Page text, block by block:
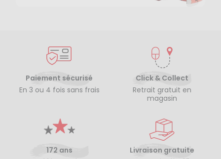
Paiement sécurisé
En 3 ou 4 fois sans frais
Click & Collect
Retrait gratuit en
magasin
172 ans
Livraison gratuite